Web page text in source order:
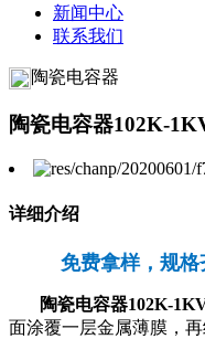
新闻中心
联系我们
陶瓷电容器
陶瓷电容器102K-
详细介绍
免费拿样，规
陶瓷电容器102K-
面涂覆一层金属薄膜，